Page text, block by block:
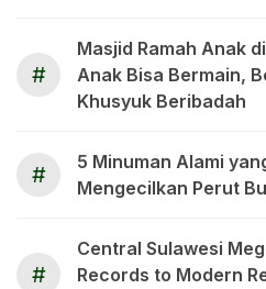
#
Masjid Ramah Anak
Anak Bisa Bermain,
Khusyuk Beribadah
#
5 Minuman Alami
Mengecilkan Perut
#
Central Sulawesi
Records to Modern